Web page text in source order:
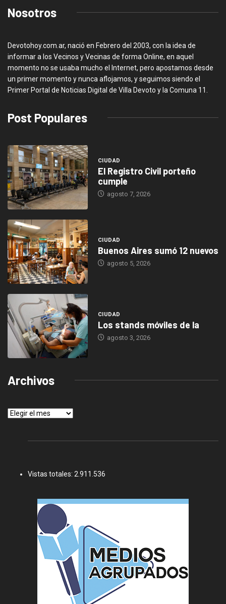
Nosotros
Devotohoy.com.ar, nació en Febrero del 2003, con la idea de
informar a los Vecinos y Vecinas de forma Online, en aquel
momento no se usaba mucho el Internet, pero apostamos desde
un primer momento y nunca aflojamos, y seguimos siendo el
Primer Portal de Noticias Digital de Villa Devoto y la Comuna 11.
Post Populares
CIUDAD
El Registro Civil porteño
cumple
agosto 7, 2026
CIUDAD
Buenos Aires sumó 12 nuevos
agosto 5, 2026
CIUDAD
Los stands móviles de la
agosto 3, 2026
Archivos
Archivos
Vistas totales: 2.911.536